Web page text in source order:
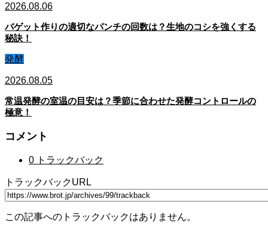
2026.08.06
バゲット作りの適切なパンチの回数は？生地のコシを強くする
秘訣！
発酵
2026.08.05
常温発酵の室温の目安は？季節に合わせた発酵コントロールの
極意！
コメント
0 トラックバック
トラックバックURL
この記事へのトラックバックはありません。